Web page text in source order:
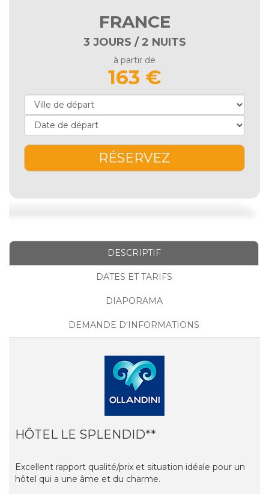
FRANCE
3 JOURS / 2 NUITS
à partir de
163 €
RÉSERVEZ
DESCRIPTIF
DATES ET TARIFS
DIAPORAMA
DEMANDE D'INFORMATIONS
HÔTEL LE SPLENDID**
Excellent rapport qualité/prix et situation idéale pour un
hôtel qui a une âme et du charme.